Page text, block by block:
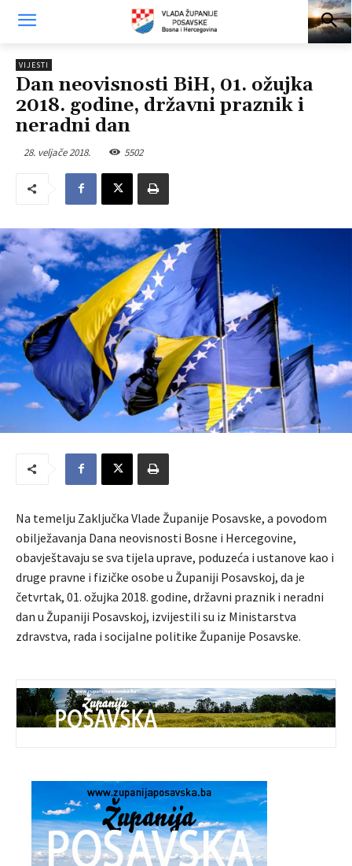
VIJESTI
Dan neovisnosti BiH, 01. ožujka
2018. godine, državni praznik i
neradni dan
28. veljače 2018. 5502
Na temelju Zaključka Vlade Županije Posavske, a povodom
obilježavanja Dana neovisnosti Bosne i Hercegovine,
obavještavaju se sva tijela uprave, poduzeća i ustanove kao i
druge pravne i fizičke osobe u Županiji Posavskoj, da je
četvrtak, 01. ožujka 2018. godine, državni praznik i neradni
dan u Županiji Posavskoj, izvijestili su iz Ministarstva
zdravstva, rada i socijalne politike Županije Posavske.